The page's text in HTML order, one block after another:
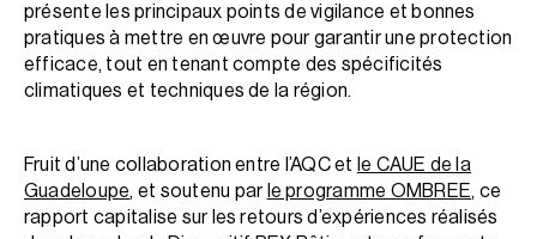
présente les principaux points de vigilance et bonnes
pratiques à mettre en œuvre pour garantir une protection
efficace, tout en tenant compte des spécificités
climatiques et techniques de la région.
Fruit d’une collaboration entre l’AQC et le CAUE de la
Guadeloupe, et soutenu par le programme OMBREE, ce
rapport capitalise sur les retours d’expériences réalisés